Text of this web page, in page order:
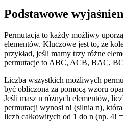
Podstawowe
Permutacja to każdy możliwy
elementów. Kluczowe jest to, że
przykład, jeśli mamy trzy różne
permutacje to ABC, ACB, BAC,
Liczba wszystkich możliwych
być obliczona za pomocą wzoru
Jeśli masz n różnych elementów,
permutacji wynosi n! (silnia n),
liczb całkowitych od 1 do n (np. 4!